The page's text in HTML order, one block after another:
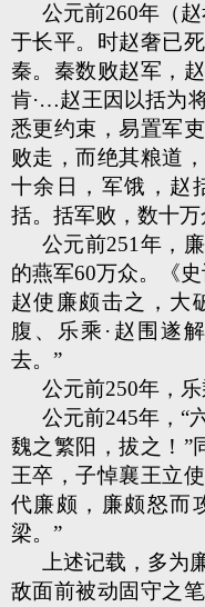
公元前260年（
于长平。时赵奢已
秦。秦数败赵军，
肯·…赵王因以括为
悉更约束，易置军
败走，而绝其粮道
十余日，军饿，赵
括。括军败，数十万
公元前251年，
的燕军60万众。《
赵使廉颇击之，大
腹、乐乘·赵围遂
去。”
公元前250年，
公元前245年，“
魏之繁阳，拔之！”
王卒，子悼襄王立
代廉颇，廉颇怒而
梁。”
上述记载，多为
敌面前被动固守之